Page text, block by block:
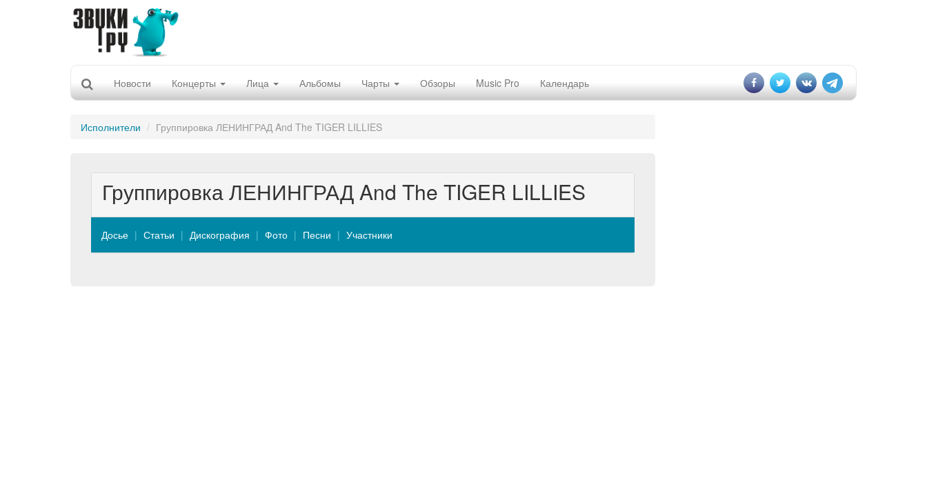
Новости Концерты Лица Альбомы Чарты Обзоры Music Pro Календарь
Исполнители Группировка ЛЕНИНГРАД And The TIGER LILLIES
Группировка ЛЕНИНГРАД And The TIGER LILLIES
Досье Статьи Дискография Фото Песни Участники